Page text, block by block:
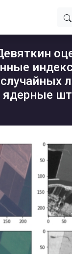
ядерные